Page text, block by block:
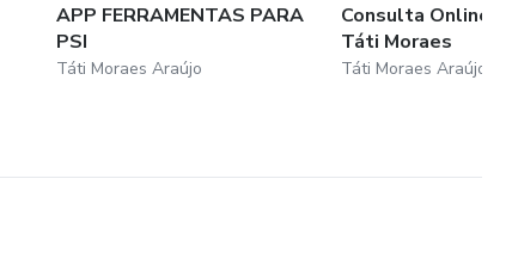
APP FERRAMENTAS PARA
PSI
Táti Moraes Araújo
Consulta Online
Táti Moraes
Táti Moraes Araújo